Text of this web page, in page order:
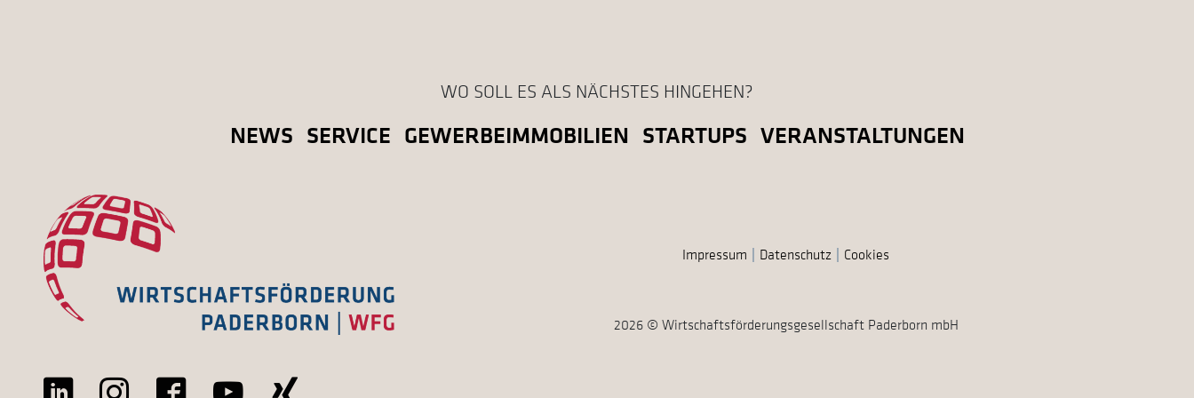
WO SOLL ES ALS NÄCHSTES HINGEHEN?
NEWS SERVICE GEWERBEIMMOBILIEN STARTUPS VERANSTALTUNGEN
Impressum Datenschutz Cookies
2026 © Wirtschaftsförderungsgesellschaft Paderborn mbH